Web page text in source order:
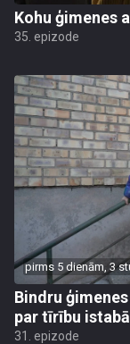
Kohu ģimenes
35. epizode
pirms 5 dienām, 3
Bindru
par tīrību
31. epizode